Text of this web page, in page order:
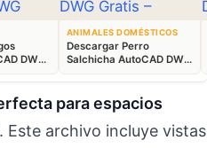
DWG
2D
ANIMALES DOMÉSTICOS
Descargar Perro
Salchicha AutoCAD DWG
Gratis – Bloque 2D
para espacios
Este archivo incluye vistas